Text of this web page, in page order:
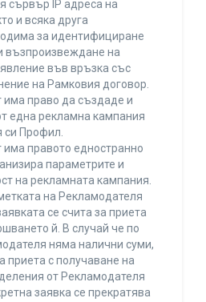
сървър IP адреса на
и всяка друга
за идентифициране
възпроизвеждане на
във връзка със
на Рамковия договор.
има право да създаде и
една рекламна кампания
си Профил.
има правото едностранно
параметрите и
на рекламната кампания.
на Рекламодателя
се счита за приета
й. В случай че по
няма налични суми,
приета с получаване на
от Рекламодателя
заявка се прекратява